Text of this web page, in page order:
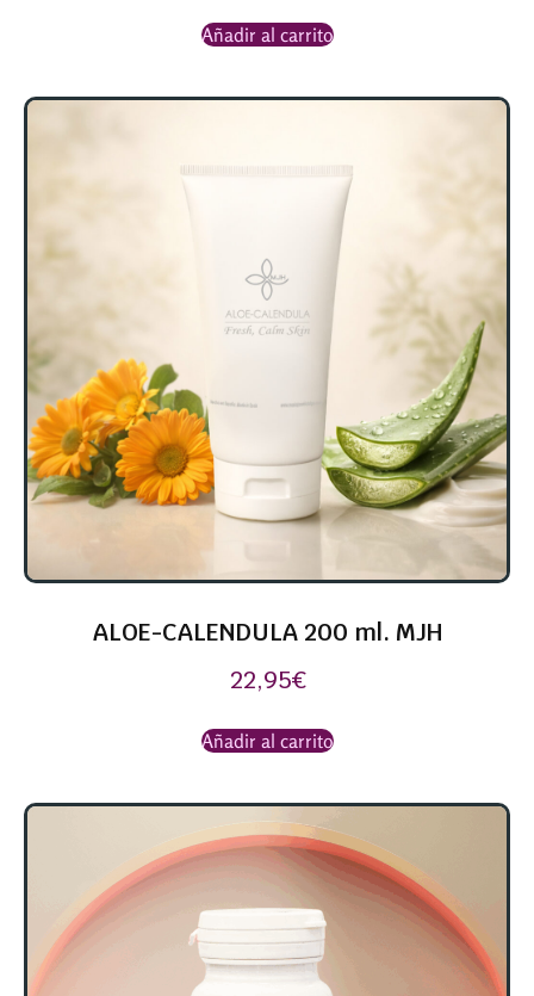
Añadir al carrito
ALOE-CALENDULA 200 ml. MJH
22,95€
Añadir al carrito